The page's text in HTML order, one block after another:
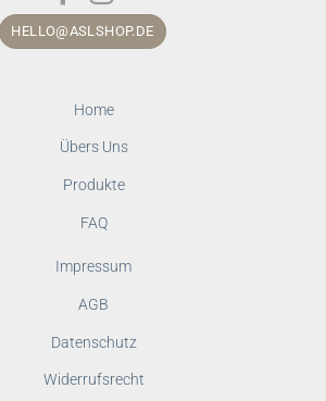
HELLO@ASLSHOP.DE
Home
Übers Uns
Produkte
FAQ
Impressum
AGB
Datenschutz
Widerrufsrecht